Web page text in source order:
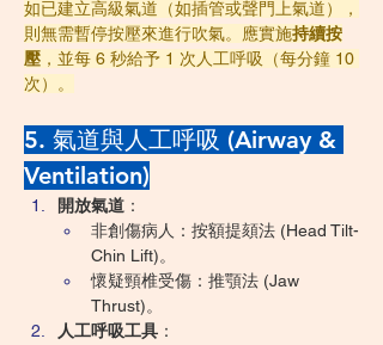
如已建立高級氣道（如插管或聲門上氣道），
則無需暫停按壓來進行吹氣。應實施持續按
壓 ，並每 6 秒給予 1 次人工呼吸（每分鐘 10
次）。
5. 氣道與人工呼吸 (Airway &
Ventilation)
開放氣道 ：
非創傷病人：按額提頦法 (Head Tilt-
Chin Lift)。
懷疑頸椎受傷：推顎法 (Jaw
Thrust)。
人工呼吸工具 ：